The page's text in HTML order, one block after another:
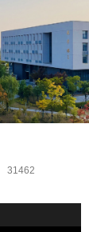
31462